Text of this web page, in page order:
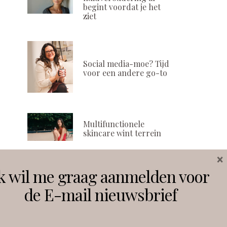
begint voordat je het
ziet
Social media-moe? Tijd
voor een andere go-to
Multifunctionele
skincare wint terrein
Volg ons
wil me graag aanmelden voor
de E-mail nieuwsbrief
×